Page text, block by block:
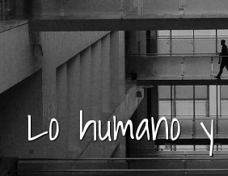
Lo humano y